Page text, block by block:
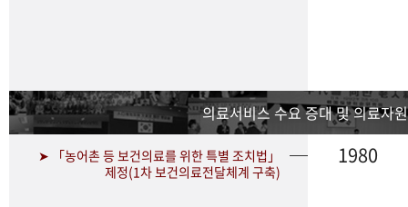
의료서비스 수요 증대 및 의료자
➤ 「농어촌 등 보건의료를 위한 특별 조치법」
제정(1차 보건의료전달체계 구축)
1980